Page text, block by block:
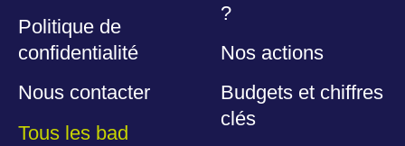
Politique de
confidentialité
Nous contacter
Tous les bad
?
Nos actions
Budgets et chiffres
clés